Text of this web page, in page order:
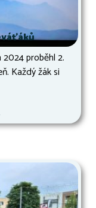
proběhl 2.
Každý žák si